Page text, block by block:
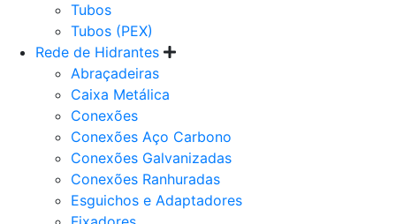
Tubos
Tubos (PEX)
Rede de Hidrantes
Abraçadeiras
Caixa Metálica
Conexões
Conexões Aço Carbono
Conexões Galvanizadas
Conexões Ranhuradas
Esguichos e Adaptadores